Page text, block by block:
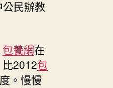
民辦教
包養網在
2012包
。慢慢